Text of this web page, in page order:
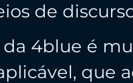
de
da 4blue é
que